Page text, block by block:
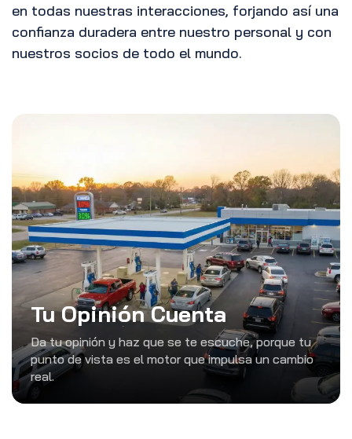
en todas nuestras interacciones, forjando así una
confianza duradera entre nuestro personal y con
nuestros socios de todo el mundo.
Tu Opinión Cuenta
Da tu opinión y haz que se te escuche, porque tu
punto de vista es el motor que impulsa un cambio
real.